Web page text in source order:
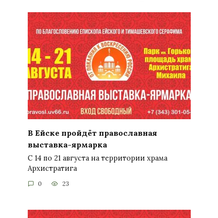
В Ейске пройдёт православная
выставка-ярмарка
С 14 по 21 августа на территории храма
Архистратига
0 23